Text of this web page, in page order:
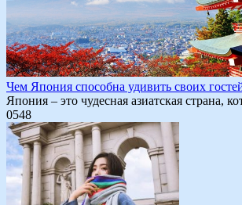
Чем Япония способна удивить своих
Япония – это чудесная азиатская страна,
0548